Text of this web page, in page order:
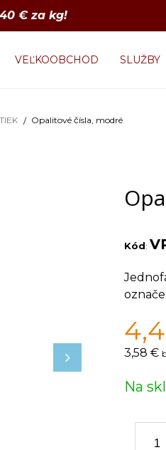
€ za kg!
VEĽKOOBCHOD SLUŽBY
Opalitové čísla, modré
Kód:
3,58 €
Na